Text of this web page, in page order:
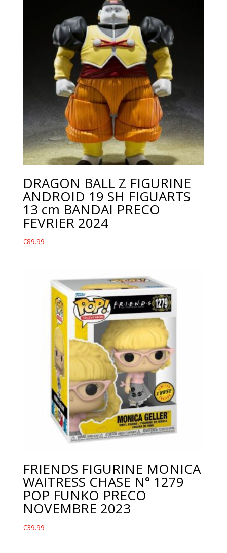
DRAGON BALL Z FIGURINE
ANDROID 19 SH FIGUARTS
13 cm BANDAI PRECO
FEVRIER 2024
€89.99
FRIENDS FIGURINE MONICA
WAITRESS CHASE N° 1279
POP FUNKO PRECO
NOVEMBRE 2023
€39.99